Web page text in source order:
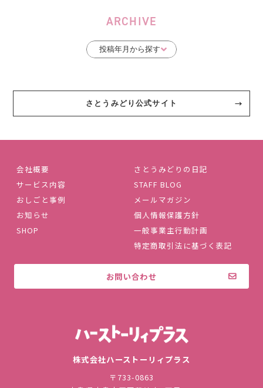
ARCHIVE
さとうみどり公式サイト
会社概要
サービス内容
おしごと事例
お知らせ
SHOP
さとうみどりの日記
STAFF BLOG
メールマガジン
個人情報保護方針
一般事業主行動計画
特定商取引法に基づく表記
お問い合わせ
株式会社ハーストーリィプラス
〒733-0863